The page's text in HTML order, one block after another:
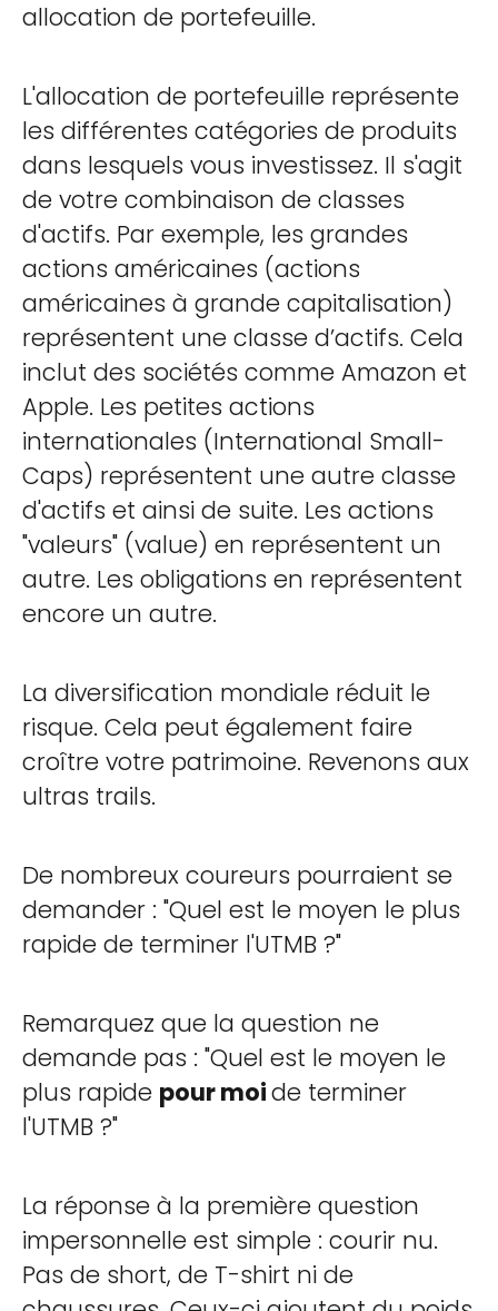
allocation de portefeuille.
L'allocation de portefeuille représente
les différentes catégories de produits
dans lesquels vous investissez. Il s'agit
de votre combinaison de classes
d'actifs. Par exemple, les grandes
actions américaines (actions
américaines à grande capitalisation)
représentent une classe d’actifs. Cela
inclut des sociétés comme Amazon et
Apple. Les petites actions
internationales (International Small-
Caps) représentent une autre classe
d'actifs et ainsi de suite. Les actions
"valeurs" (value) en représentent un
autre. Les obligations en représentent
encore un autre.
La diversification mondiale réduit le
risque. Cela peut également faire
croître votre patrimoine. Revenons aux
ultras trails.
De nombreux coureurs pourraient se
demander : "Quel est le moyen le plus
rapide de terminer l'UTMB ?"
Remarquez que la question ne
demande pas : "Quel est le moyen le
plus rapide pour moide terminer
l'UTMB ?"
La réponse à la première question
impersonnelle est simple : courir nu.
Pas de short, de T-shirt ni de